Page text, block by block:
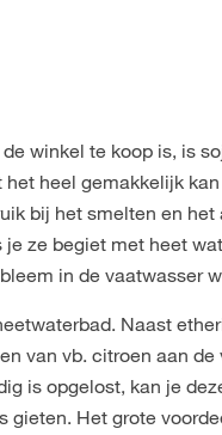
winkel te koop is, is
heel gemakkelijk
bij het smelten en het
ze begiet met heet
in de vaatwasser
Naast
van vb. citroen aan de
is opgelost, kan je
gieten. Het grote